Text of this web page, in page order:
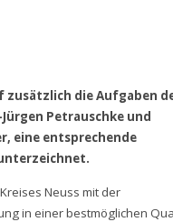
zusätzlich die Aufgaben
Petrauschke und
eine entsprechende
Neuss mit der
in einer bestmöglichen